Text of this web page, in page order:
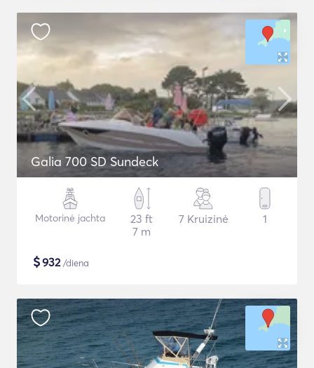
Galia 700 SD Sundeck
Motorinė jachta
23 ft
7 m
7 Kruizinė 1
$932/diena